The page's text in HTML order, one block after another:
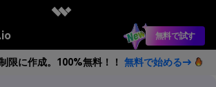
無料で試す
限に作成。100%無料！！ 無料で始める→